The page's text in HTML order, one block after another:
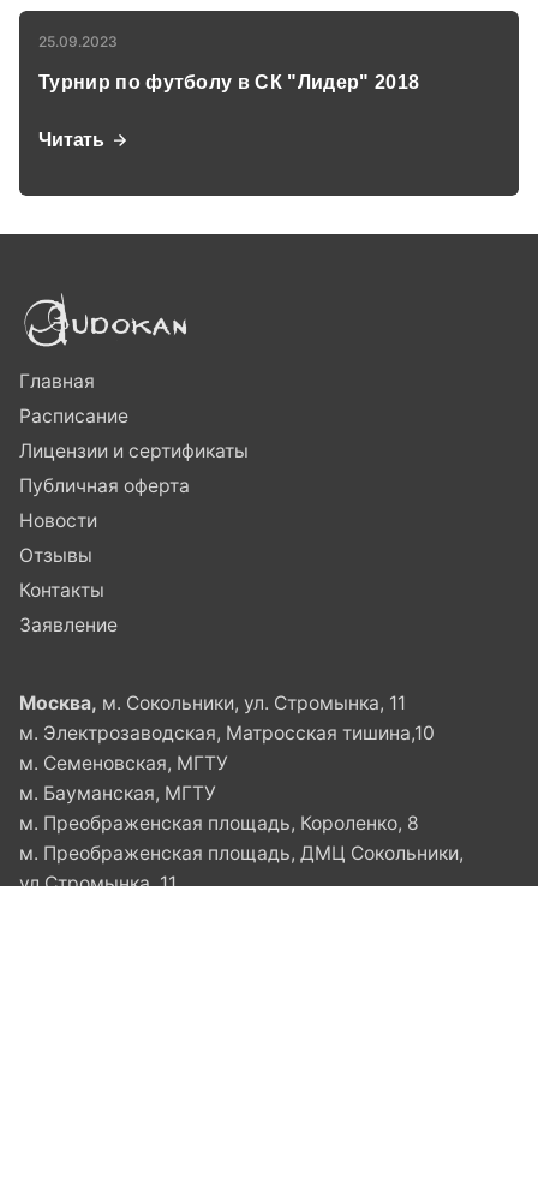
25.09.2023
Турнир по футболу в СК "Лидер" 2018
Читать
Главная
Расписание
Лицензии и сертификаты
Публичная оферта
Новости
Отзывы
Контакты
Заявление
Москва, м. Сокольники, ул. Стромынка, 11
м. Электрозаводская, Матросская тишина,10
м. Семеновская, МГТУ
м. Бауманская, МГТУ
м. Преображенская площадь, Короленко, 8
м. Преображенская площадь, ДМЦ Сокольники,
ул.Стромынка, 11